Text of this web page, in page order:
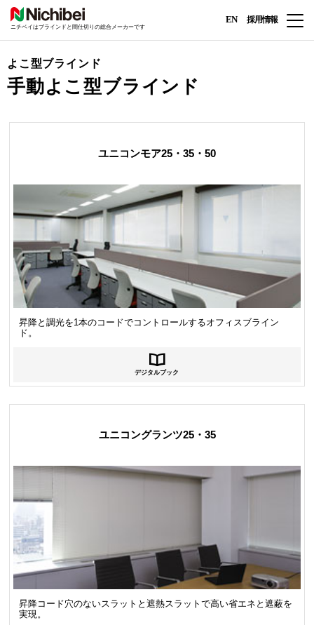
ニチベイはブラインドと間仕切りの総合メーカーです
EN 採用情報
よこ型ブラインド
手動よこ型ブラインド
ユニコンモア25・35・50
昇降と調光を1本のコードでコントロールするオフィスブライン
ド。
デジタルブック
ユニコングランツ25・35
昇降コード穴のないスラットと遮熱スラットで高い省エネと遮蔽を
実現。